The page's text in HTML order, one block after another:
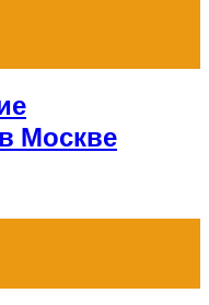
Москве